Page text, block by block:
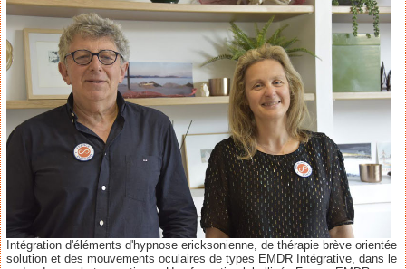
Intégration d'éléments d'hypnose ericksonienne, de thérapie brève orientée
solution et des mouvements oculaires de types EMDR Intégrative, dans le